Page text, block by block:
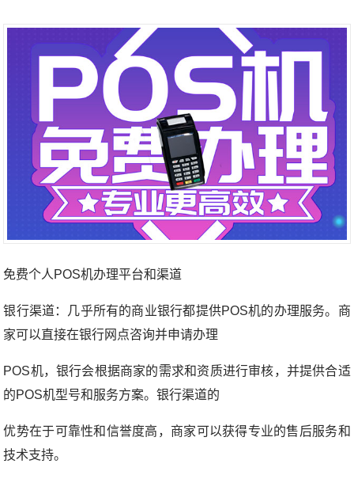
免费个人POS机办理平台和渠道
银行渠道：几乎所有的商业银行都提供POS机的办理服务。商
家可以直接在银行网点咨询并申请办理
POS机，银行会根据商家的需求和资质进行审核，并提供合适
的POS机型号和服务方案。银行渠道的
优势在于可靠性和信誉度高，商家可以获得专业的售后服务和
技术支持。